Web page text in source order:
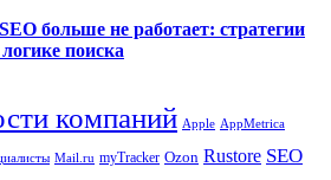
больше не работает: стратегии
поиска
компаний Apple AppMetrica
Mail.ru myTracker Ozon Rustore SEO